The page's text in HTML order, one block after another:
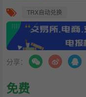
TRX自动兑换
分享：
免费